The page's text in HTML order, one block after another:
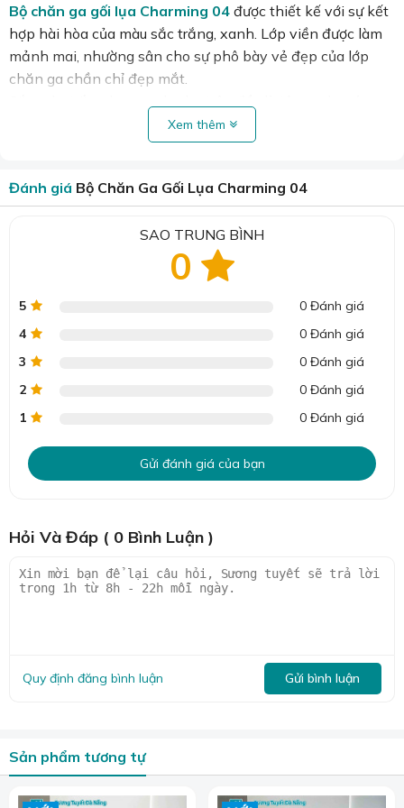
Bộ chăn ga gối lụa Charming 04 được thiết kế với sự kết
hợp hài hòa của màu sắc trắng, xanh. Lớp viền được làm
mảnh mai, nhường sân cho sự phô bày vẻ đẹp của lớp
chăn ga chần chỉ đẹp mắt.
giúp căn phòng trở nên sáng sủa, đẹp mắt và dễ chịu hơn
Charming & Chancel
Điểm nhấn của bộ chăn ga gối Charming chính là logo
thương hiệu có đính hoa hồng được thêu tinh xảo và tỉ mỉ.
nên một bức tranh nghệ thuật đầy tính thẩm mỹ, làm nổi
bật vẻ đẹp sang trọng và đẳng cấp của sản phẩm.
Bộ sản phẩm bao gồm chăn, drap nhét, vỏ gối nằm, vỏ
trọn bộ sản phẩm đẹp mắt.
Xem thêm
Đánh giá Bộ Chăn Ga Gối Lụa Charming 04
SAO TRUNG BÌNH
0
5
0 Đánh giá
4
0 Đánh giá
3
0 Đánh giá
2
0 Đánh giá
1
0 Đánh giá
Gửi đánh giá của bạn
Hỏi Và Đáp ( 0 Bình Luận )
Quy định đăng bình luận Gửi bình luận
Sản phẩm tương tự